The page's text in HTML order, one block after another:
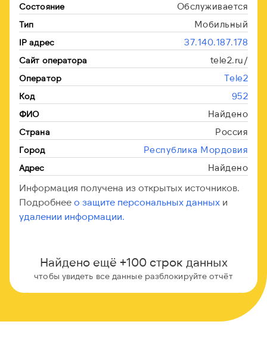
Состояние Обслуживается
Тип Мобильный
IP адрес 37.140.187.178
Сайт оператора tele2.ru/
Оператор Tele2
Код 952
ФИО Найдено
Страна Россия
Город Республика Мордовия
Адрес Найдено
Информация получена из открытых источников.
Подробнее о защите персональных данных и
удалении информации.
Найдено ещё +100 строк данных
чтобы увидеть все данные разблокируйте отчёт